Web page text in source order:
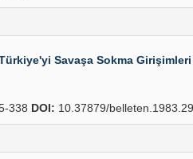
Savaşa Sokma Girişimleri
338 DOI: 10.37879/